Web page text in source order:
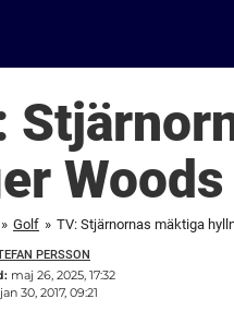
» Golf » TV: Stjärnornas mäktiga
PERSSON
maj 26, 2025, 17:32
jan 30, 2017, 09:21